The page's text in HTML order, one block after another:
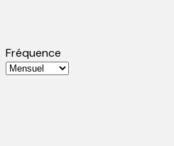
Fréquence